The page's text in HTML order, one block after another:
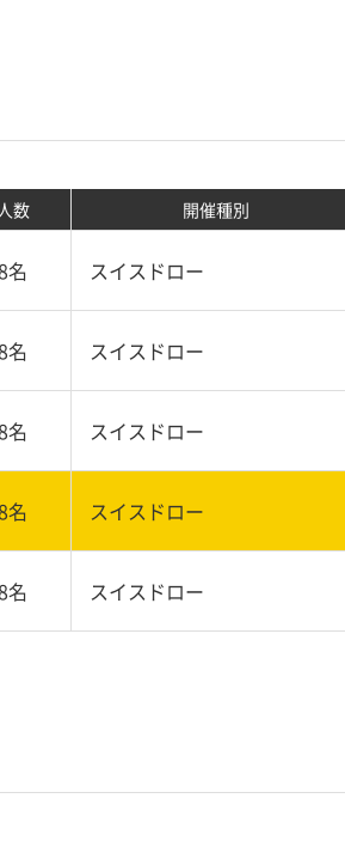
人数 開催種別
名 スイスドロー
名 スイスドロー
名 スイスドロー
名 スイスドロー
名 スイスドロー